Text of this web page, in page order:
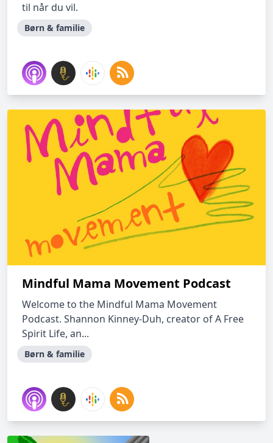
til når du vil.
Børn & familie
Mindful Mama Movement Podcast
Welcome to the Mindful Mama Movement
Podcast. Shannon Kinney-Duh, creator of A Free
Spirit Life, an...
Børn & familie